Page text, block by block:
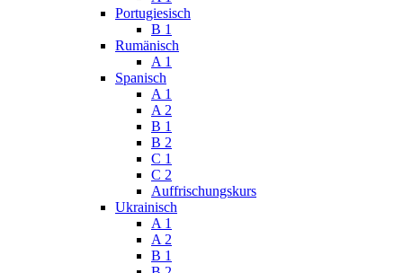
Portugiesisch
B 1
Rumänisch
A 1
Spanisch
A 1
A 2
B 1
B 2
C 1
C 2
Auffrischungskurs
Ukrainisch
A 1
A 2
B 1